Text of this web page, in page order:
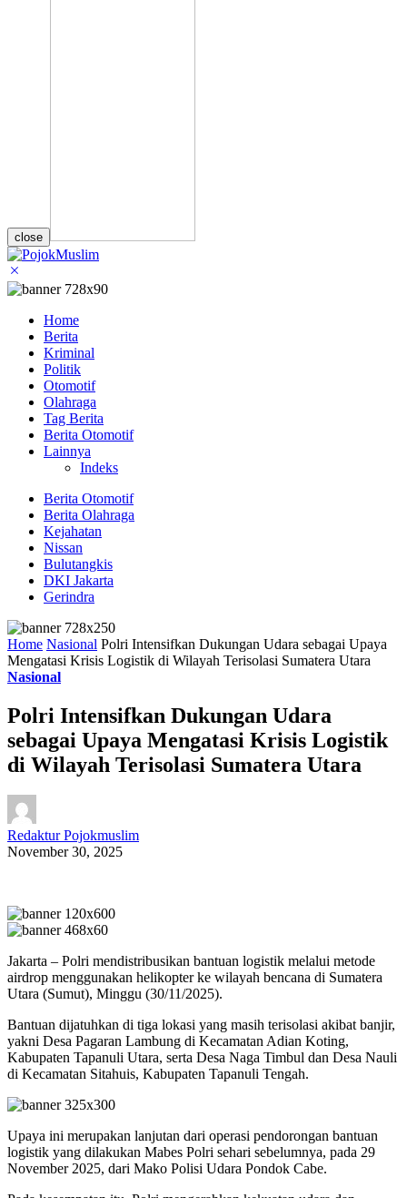
close
Home
Berita
Kriminal
Politik
Otomotif
Olahraga
Tag Berita
Berita Otomotif
Lainnya
Indeks
Berita Otomotif
Berita Olahraga
Kejahatan
Nissan
Bulutangkis
DKI Jakarta
Gerindra
Home Nasional Polri Intensifkan Dukungan Udara sebagai Upaya
Mengatasi Krisis Logistik di Wilayah Terisolasi Sumatera Utara
Nasional
Polri Intensifkan Dukungan Udara
sebagai Upaya Mengatasi Krisis Logistik
di Wilayah Terisolasi Sumatera Utara
Redaktur Pojokmuslim
November 30, 2025
Jakarta – Polri mendistribusikan bantuan logistik melalui metode
airdrop menggunakan helikopter ke wilayah bencana di Sumatera
Utara (Sumut), Minggu (30/11/2025).
Bantuan dijatuhkan di tiga lokasi yang masih terisolasi akibat banjir,
yakni Desa Pagaran Lambung di Kecamatan Adian Koting,
Kabupaten Tapanuli Utara, serta Desa Naga Timbul dan Desa Nauli
di Kecamatan Sitahuis, Kabupaten Tapanuli Tengah.
Upaya ini merupakan lanjutan dari operasi pendorongan bantuan
logistik yang dilakukan Mabes Polri sehari sebelumnya, pada 29
November 2025, dari Mako Polisi Udara Pondok Cabe.